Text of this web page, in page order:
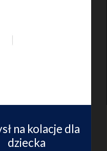
na kolacje dla
dziecka